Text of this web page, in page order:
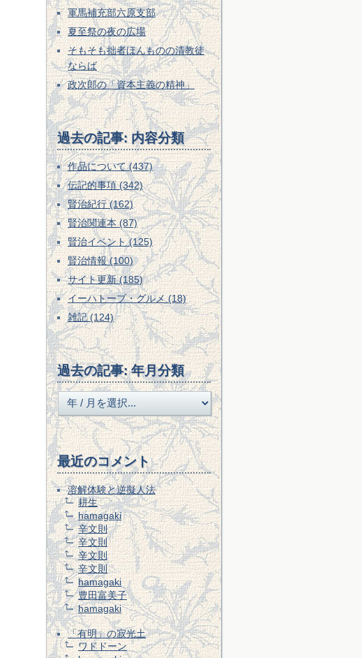
軍馬補充部六原支部
夏至祭の夜の広場
そもそも拙者ほんものの清教徒
ならば
政次郎の「資本主義の精神」
過去の記事: 内容分類
作品について (437)
伝記的事項 (342)
賢治紀行 (162)
賢治関連本 (87)
賢治イベント (125)
賢治情報 (100)
サイト更新 (185)
イーハトーブ・グルメ (18)
雑記 (124)
過去の記事: 年月分類
最近のコメント
溶解体験と逆擬人法
耕生
hamagaki
辛文則
辛文則
辛文則
辛文則
hamagaki
豊田富美子
hamagaki
「有明」の寂光土
ワドドーン